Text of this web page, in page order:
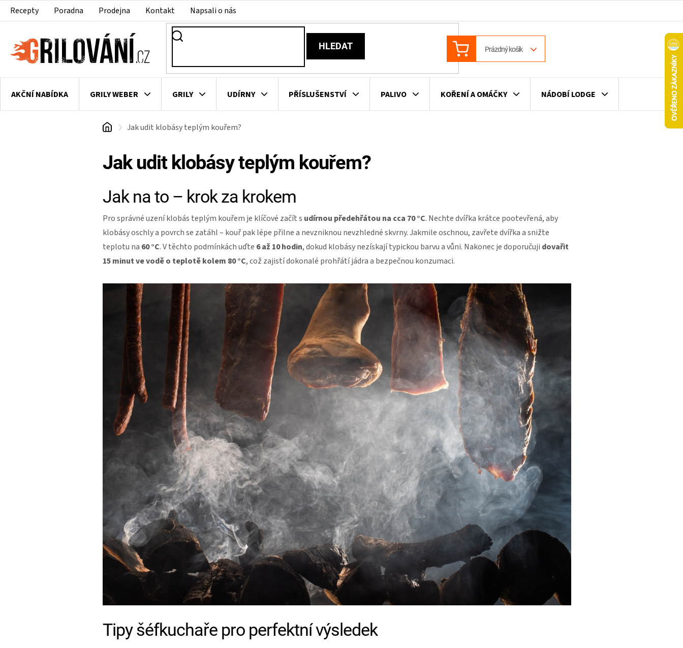
PřejítRecepty Poradna Prodejna Kontakt Napsali o nás
HLEDAT NÁKUPNÍ
KOŠÍK
Prázdný košík
AKČNÍ NABÍDKA GRILY WEBER GRILY UDÍRNY PŘÍSLUŠENSTVÍ PALIVO KOŘENÍ A OMÁČKY NÁDOBÍ LODGE
LEDNICE NA ZRÁNÍ MASA VENKOVNÍ KUCHYNĚ
ZNAČKY
DomůJak udit klobásy teplým kouřem?
Jak udit klobásy teplým kouřem?
Jak na to – krok za krokem
Pro správné uzení klobás teplým kouřem je klíčové začít s udírnou předehřátou na cca 70 °C. Nechte dvířka krátce pootevřená, aby
klobásy oschly a povrch se zatáhl – kouř pak lépe přilne a nevzniknou nevzhledné skvrny. Jakmile oschnou, zavřete dvířka a snižte
teplotu na 60 °C. V těchto podmínkách uďte 6 až 10 hodin, dokud klobásy nezískají typickou barvu a vůni. Nakonec je doporučuji dovařit
15 minut ve vodě o teplotě kolem 80 °C, což zajistí dokonalé prohřátí jádra a bezpečnou konzumaci.
Tipy šéfkuchaře pro perfektní výsledek